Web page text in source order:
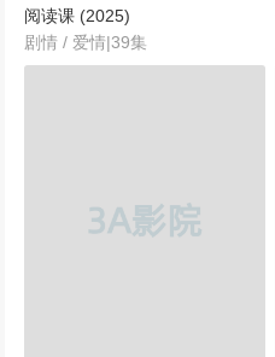
阅读课 (2025)
剧情 / 爱情|39集